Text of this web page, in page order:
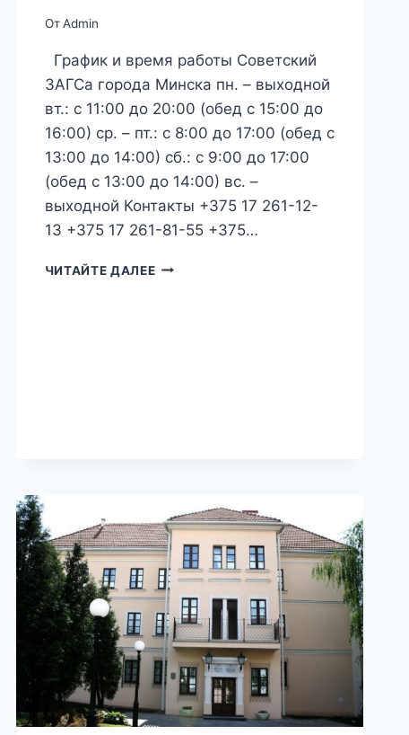
От Admin
График и время работы Советский
ЗАГСа города Минска пн. – выходной
вт.: с 11:00 до 20:00 (обед с 15:00 до
16:00) ср. – пт.: с 8:00 до 17:00 (обед с
13:00 до 14:00) сб.: с 9:00 до 17:00
(обед с 13:00 до 14:00) вс. –
выходной Контакты +375 17 261-12-
13 +375 17 261-81-55 +375…
ЧИТАЙТЕ ДАЛЕЕОТДЕЛ